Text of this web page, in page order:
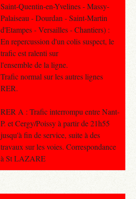
Saint-Quentin-en-Yvelines - Massy-
Palaiseau - Dourdan - Saint-Martin
d'Etampes - Versailles - Chantiers) :
En repercussion d'un colis suspect, le
trafic est ralenti sur
l'ensemble de la ligne.
Trafic normal sur les autres lignes
RER.
RER A : Trafic interrompu entre Nant-
P. et Cergy/Poissy à partir de 21h55
jusqu'à fin de service, suite à des
travaux sur les voies. Correspondance
à St LAZARE